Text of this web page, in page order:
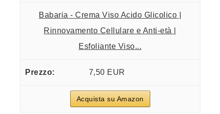
Babaria - Crema Viso Acido Glicolico |
Rinnovamento Cellulare e Anti-età |
Esfoliante Viso...
7,50 EUR
Acquista su Amazon